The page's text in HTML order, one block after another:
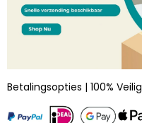
Betalingsopties | 100% Veilig